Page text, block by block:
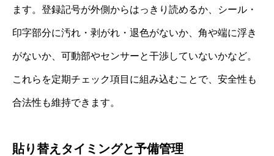
ます。登録記号が外側からはっきり読めるか、シール・
印字部分に汚れ・剥がれ・退色がないか、角や端に浮き
がないか、可動部やセンサーと干渉していないかなど。
これらを定期チェック項目に組み込むことで、安全性も
合法性も維持できます。
貼り替えタイミングと予備管理